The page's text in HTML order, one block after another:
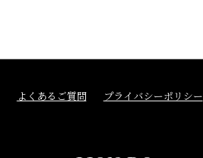
よくあるご質問 プライバシーポリシー